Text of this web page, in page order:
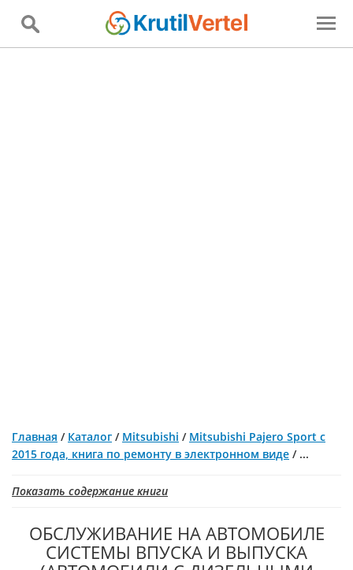
Главная / Каталог / Mitsubishi / Mitsubishi Pajero Sport с
2015 года, книга по ремонту в электронном виде / ...
Показать содержание книги
ОБСЛУЖИВАНИЕ НА АВТОМОБИЛЕ
СИСТЕМЫ ВПУСКА И ВЫПУСКА